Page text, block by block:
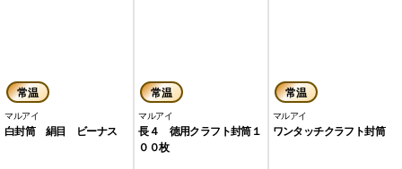
常温
マルアイ
白封筒 絹目 ビーナス
常温
マルアイ
長４ 徳用クラフト封筒１
００枚
常温
マルアイ
ワンタッチクラフト封筒